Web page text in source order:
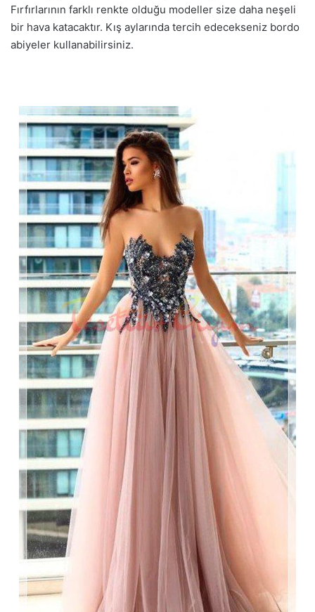
Fırfırlarının farklı renkte olduğu modeller size daha neşeli
bir hava katacaktır. Kış aylarında tercih edecekseniz bordo
abiyeler kullanabilirsiniz.